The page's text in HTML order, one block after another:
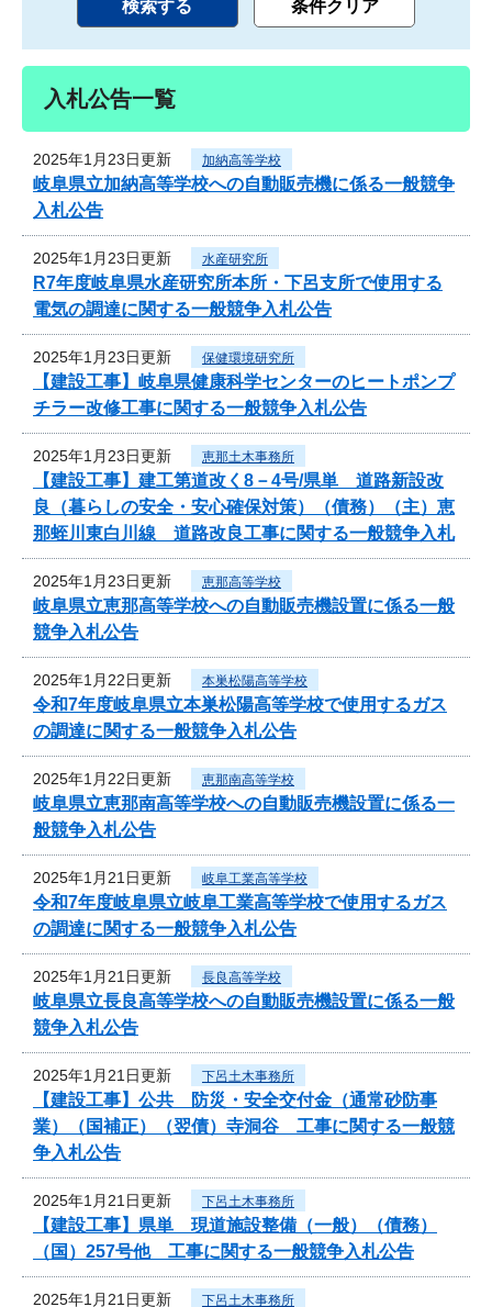
入札公告一覧
2025年1月23日更新 加納高等学校
岐阜県立加納高等学校への自動販売機に係る一般競争
入札公告
2025年1月23日更新 水産研究所
R7年度岐阜県水産研究所本所・下呂支所で使用する
電気の調達に関する一般競争入札公告
2025年1月23日更新 保健環境研究所
【建設工事】岐阜県健康科学センターのヒートポンプ
チラー改修工事に関する一般競争入札公告
2025年1月23日更新 恵那土木事務所
【建設工事】建工第道改く8－4号/県単 道路新設改
良（暮らしの安全・安心確保対策）（債務）（主）恵
那蛭川東白川線 道路改良工事に関する一般競争入札
2025年1月23日更新 恵那高等学校
岐阜県立恵那高等学校への自動販売機設置に係る一般
競争入札公告
2025年1月22日更新 本巣松陽高等学校
令和7年度岐阜県立本巣松陽高等学校で使用するガス
の調達に関する一般競争入札公告
2025年1月22日更新 恵那南高等学校
岐阜県立恵那南高等学校への自動販売機設置に係る一
般競争入札公告
2025年1月21日更新 岐阜工業高等学校
令和7年度岐阜県立岐阜工業高等学校で使用するガス
の調達に関する一般競争入札公告
2025年1月21日更新 長良高等学校
岐阜県立長良高等学校への自動販売機設置に係る一般
競争入札公告
2025年1月21日更新 下呂土木事務所
【建設工事】公共 防災・安全交付金（通常砂防事
業）（国補正）（翌債）寺洞谷 工事に関する一般競
争入札公告
2025年1月21日更新 下呂土木事務所
【建設工事】県単 現道施設整備（一般）（債務）
（国）257号他 工事に関する一般競争入札公告
2025年1月21日更新 下呂土木事務所